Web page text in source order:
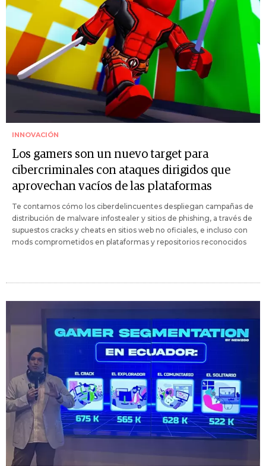
INNOVACIÓN
Los gamers son un nuevo target para
cibercriminales con ataques dirigidos que
aprovechan vacíos de las plataformas
Te contamos cómo los ciberdelincuentes despliegan campañas de
distribución de malware infostealer y sitios de phishing, a través de
supuestos cracks y cheats en sitios web no oficiales, e incluso con
mods comprometidos en plataformas y repositorios reconocidos